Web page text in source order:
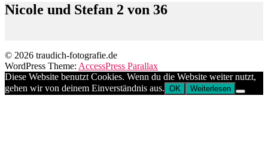
Nicole und Stefan 2 von 36
© 2026 traudich-fotografie.de
WordPress Theme: AccessPress Parallax
Diese Website benutzt Cookies. Wenn du die Website weiter nutzt,
gehen wir von deinem Einverständnis aus. OK Weiterlesen